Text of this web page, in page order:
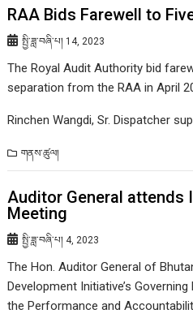
RAA Bids Farewell to
སྤྱི་ཟླ་བཞི་པ། 14, 2023
The Royal Audit Authority bid
separation from the RAA in April
Rinchen Wangdi, Sr. Dispatcher
གནས་ཚུལ།
Auditor General attends
Meeting
སྤྱི་ཟླ་བཞི་པ། 4, 2023
The Hon. Auditor General of
Development Initiative’s
the Performance and